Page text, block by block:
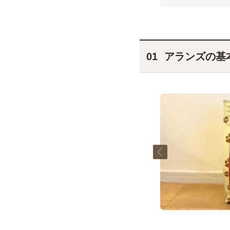
アランズの基